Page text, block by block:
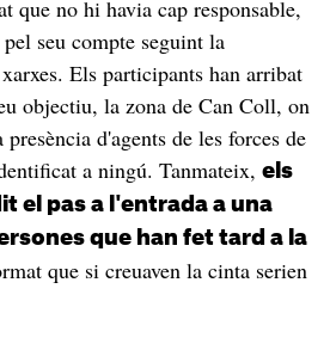
que no hi havia cap responsable,
seu compte seguint la
Els participants han arribat
objectiu, la zona de Can Coll, on
d'agents de les forces de
a ningú. Tanmateix, els
el pas a l'entrada a una
que han fet tard a la
que si creuaven la cinta serien